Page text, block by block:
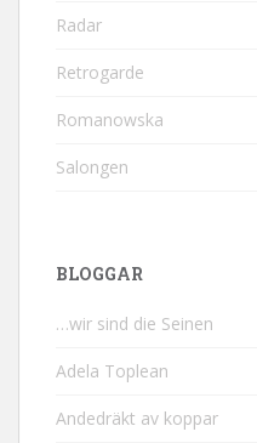
Radar
Retrogarde
Romanowska
Salongen
BLOGGAR
…wir sind die Seinen
Adela Toplean
Andedräkt av koppar